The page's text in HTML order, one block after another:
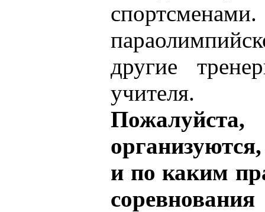
другие
учителя.
и по каким